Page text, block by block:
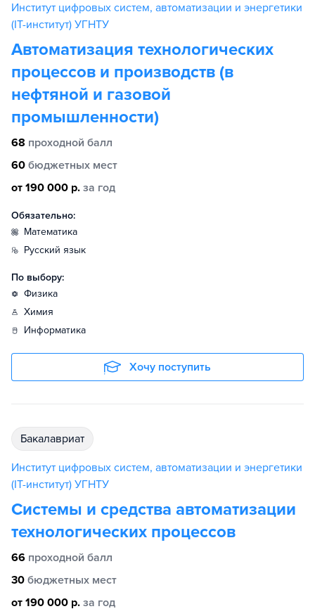
Институт цифровых систем, автоматизации и энергетики
(IT-институт) УГНТУ
Автоматизация технологических
процессов и производств (в
нефтяной и газовой
промышленности)
68 проходной балл
60 бюджетных мест
от 190 000 р. за год
Обязательно:
математика
русский язык
По выбору:
физика
химия
информатика
Хочу поступить
бакалавриат
Институт цифровых систем, автоматизации и энергетики
(IT-институт) УГНТУ
Системы и средства автоматизации
технологических процессов
66 проходной балл
30 бюджетных мест
от 190 000 р. за год